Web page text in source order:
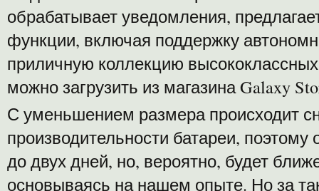
обрабатывает уведомления,
функции, включая поддержку
приличную коллекцию
можно загрузить из магазина Galaxy
С уменьшением размера происходит
производительности батареи, поэтому
до двух дней, но, вероятно, будет
основываясь на нашем опыте. Но за